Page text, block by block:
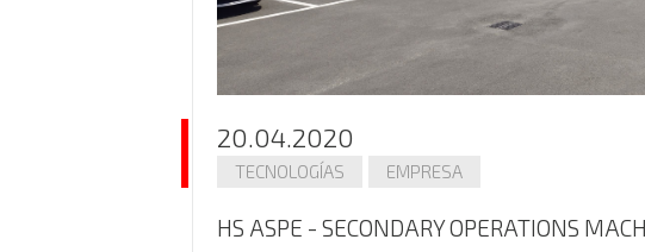
20.04.2020
TECNOLOGÍAS EMPRESA
HS ASPE - SECONDARY OPERATIONS